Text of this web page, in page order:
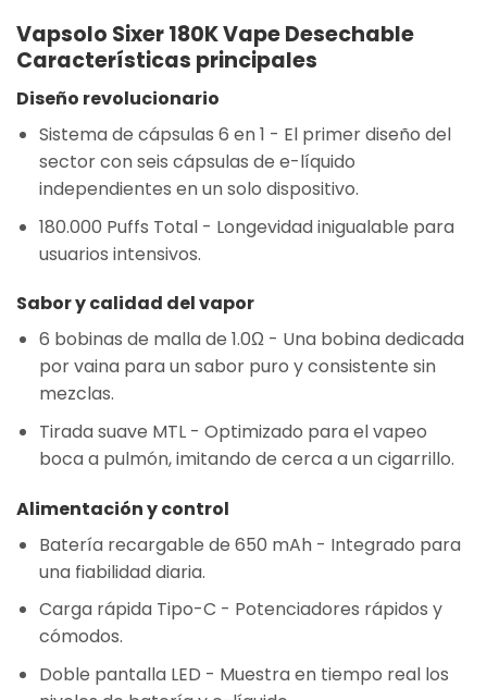
Vapsolo Sixer 180K Vape Desechable
Características principales
Diseño revolucionario
Sistema de cápsulas 6 en 1 - El primer diseño del
sector con seis cápsulas de e-líquido
independientes en un solo dispositivo.
180.000 Puffs Total- Longevidad inigualable para
usuarios intensivos.
Sabor y calidad del vapor
6 bobinas de malla de 1.0Ω- Una bobina dedicada
por vaina para un sabor puro y consistente sin
mezclas.
Tirada suave MTL- Optimizado para el vapeo
boca a pulmón, imitando de cerca a un cigarrillo.
Alimentación y control
Batería recargable de 650 mAh- Integrado para
una fiabilidad diaria.
Carga rápida Tipo-C - Potenciadores rápidos y
cómodos.
Doble pantalla LED - Muestra en tiempo real los